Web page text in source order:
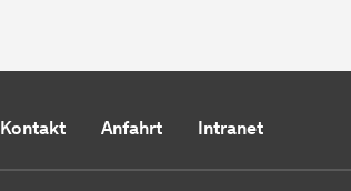
Kontakt Anfahrt Intranet